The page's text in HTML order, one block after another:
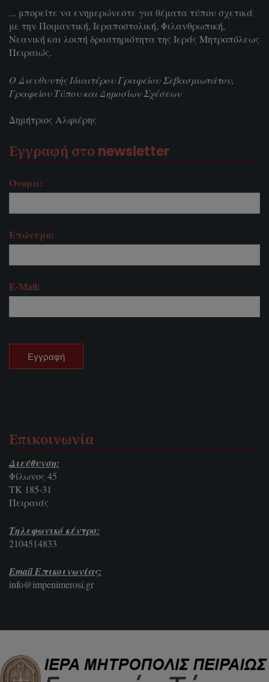
... μπορείτε να ενημερώνεστε για θέματα τύπου σχετικά
με την Ποιμαντική, Ιεραποστολική, Φιλανθρωπική,
Νεανική και λοιπή δραστηριότητα της Ιεράς Μητροπόλεως
Πειραιώς.
Ο Διευθυντής Ιδιαιτέρου Γραφείου Σεβασμιωτάτου,
Γραφείου Τύπου και Δημοσίων Σχέσεων
Δημήτριος Αλφιέρης
Εγγραφή στο newsletter
Όνομα:
Επώνυμο:
E-Mail:
Επικοινωνία
Διεύθυνση:
Φίλωνος 45
ΤΚ 185-31
Πειραιάς
Τηλεφωνικό κέντρο:
2104514833
Email Επικοινωνίας:
info@impenimerosi.gr